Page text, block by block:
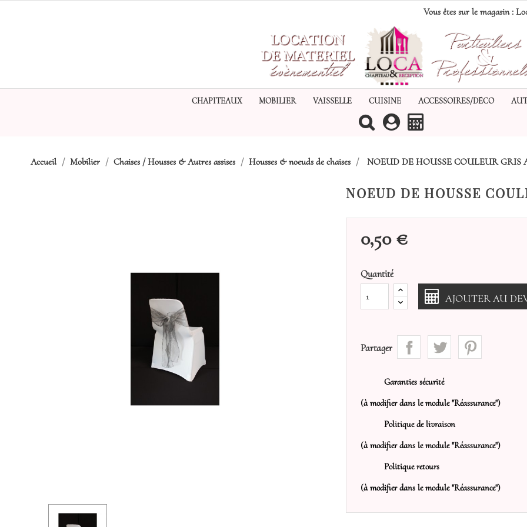
Vous êtes sur le magasin :
CHAPITEAUX MOBILIER VAISSELLE CUISINE ACCESSOIRES/DÉCO
(0)
Accueil Mobilier Chaises / Housses & Autres assises Housses & noeuds de chaises NOEUD DE HOUSSE COULEUR GRIS
NOEUD DE HOUSSE
0,50 €
Quantité
AJOUTER AU
Partager
Garanties sécurité
(à modifier dans le module "Réassurance")
Politique de livraison
(à modifier dans le module "Réassurance")
Politique retours
(à modifier dans le module "Réassurance")